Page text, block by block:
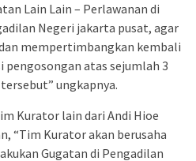
Lain Lain – Perlawanan di
Negeri jakarta pusat, agar
mempertimbangkan kembali
pengosongan atas sejumlah 3
ungkapnya.
Kurator lain dari Andi Hioe
“Tim Kurator akan berusaha
Gugatan di Pengadilan